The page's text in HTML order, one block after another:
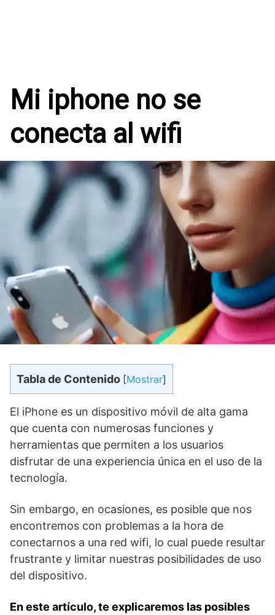
Mi iphone no se
conecta al wifi
Tabla de Contenido [Mostrar]
El iPhone‌ es un dispositivo móvil de alta gama
que ⁣cuenta con numerosas funciones y
⁤herramientas que permiten a los usuarios‍
disfrutar de una experiencia ‍única en el uso de la
tecnología.
Sin ‌embargo, en ocasiones, ​es ⁢posible que nos
encontremos con ‍problemas a la hora de
conectarnos a una red wifi, lo⁣ cual puede resultar
frustrante y limitar nuestras posibilidades de uso
del dispositivo.
En ​este artículo, ⁢te‌ explicaremos las ⁢posibles